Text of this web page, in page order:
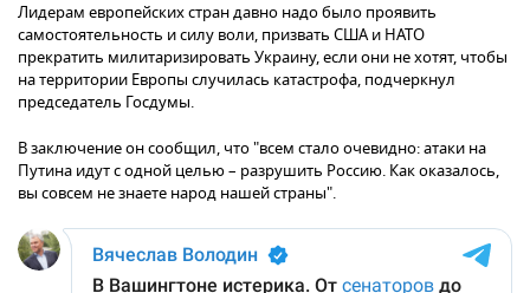
Лидерам европейских стран давно надо было проявить
самостоятельность и силу воли, призвать США и НАТО
прекратить милитаризировать Украину, если они не хотят, чтобы
на территории Европы случилась катастрофа, подчеркнул
председатель Госдумы.
В заключение он сообщил, что "всем стало очевидно: атаки на
Путина идут с одной целью – разрушить Россию. Как оказалось,
вы совсем не знаете народ нашей страны".